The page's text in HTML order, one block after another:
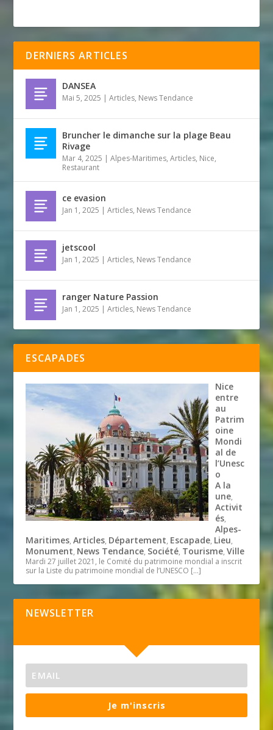
DERNIERS ARTICLES
DANSEA
Mai 5, 2025 |Articles, News Tendance
Bruncher le dimanche sur la plage Beau
Rivage
Mar 4, 2025 |Alpes-Maritimes,Articles, Nice,
Restaurant
ce evasion
Jan 1, 2025 |Articles, News Tendance
jetscool
Jan 1, 2025 |Articles, News Tendance
ranger Nature Passion
Jan 1, 2025 |Articles, News Tendance
ESCAPADES
Nice
entre
au
Patrim
oine
Mondi
al de
l’Unesc
o
A la
une,
Activit
és,
Alpes-
Maritimes,Articles, Département, Escapade, Lieu,
Monument, News Tendance, Société, Tourisme,Ville
Mardi 27 juillet 2021, le Comité du patrimoine mondial a inscrit
sur la Liste du patrimoine mondial de l’UNESCO […]
NEWSLETTER
Je m'inscris